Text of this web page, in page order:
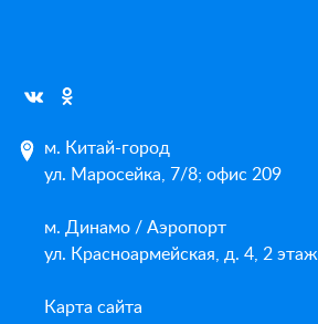
м. Китай-город
ул. Маросейка, 7/8; офис 209
м. Динамо / Аэропорт
ул. Красноармейская, д. 4, 2 этаж
Карта сайта